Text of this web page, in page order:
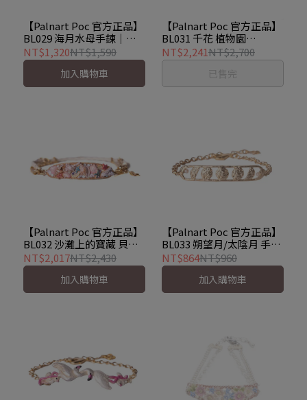
【Palnart Poc 官方正品】
BL029 海月水母手鍊｜日
本製 職人手工著色 深海泡
泡珠 Jellyfish
NT$1,320NT$1,590
加入購物車
【Palnart Poc 官方正品】
BL031 千花 植物園
Botanical Garde 手鍊 手
環
NT$2,241NT$2,700
已售完
【Palnart Poc 官方正品】
BL032 沙灘上的寶藏 貝殼
與海星 手環手鍊 Shell
NT$2,017NT$2,430
加入購物車
【Palnart Poc 官方正品】
BL033 朔望月/太陰月 手環
手鍊 手鏈 synodic month
NT$864NT$960
加入購物車